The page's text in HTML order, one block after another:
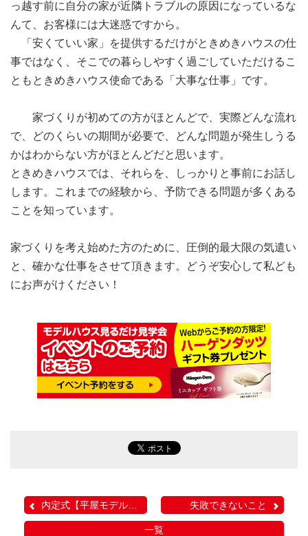
っ越す前に自分の家が近隣トラブルの原因になっているな
んて、お客様には大迷惑ですから。
「安くていい家」を提供するだけがときめきハウスの仕
事ではなく、そこでの暮らしやすく過ごしていただけるこ
ともときめきハウス使命である「大事な仕事」です。
家づくりが初めての方がほとんどで、実際どんな流れ
で、どのくらいの期間が必要で、どんな問題が発生しうる
かはわからない方がほとんどだと思います。
ときめきハウスでは、それらを、しっかりと事前にお話し
します。これまでの経験から、予防できる問題が多くある
ことを知っています。
家づくりを考え始めた方のために、圧倒的最大限の気遣い
と、確かな仕事をさせて頂きます。どうぞ安心して私ども
にお声がけください！
内定式【平屋モデルハウス... 失敗できないこと
一覧